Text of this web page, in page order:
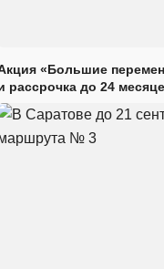
«Большие
рассрочка до 24